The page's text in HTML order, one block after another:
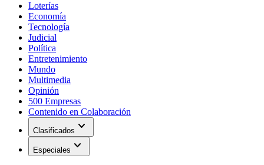
Loterías
Economía
Tecnología
Judicial
Política
Entretenimiento
Mundo
Multimedia
Opinión
500 Empresas
Contenido en Colaboración
Clasificados expand_more
Especiales expand_more